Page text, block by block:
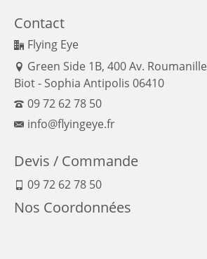
Contact
Flying Eye
Green Side 1B, 400 Av. Roumanille
Biot - Sophia Antipolis 06410
09 72 62 78 50
info@flyingeye.fr
Devis / Commande
09 72 62 78 50
Nos Coordonnées